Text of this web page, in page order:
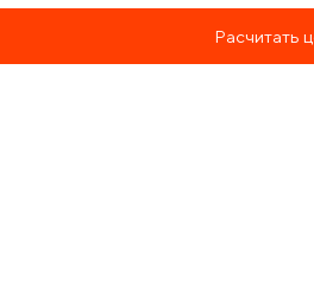
Расчитать